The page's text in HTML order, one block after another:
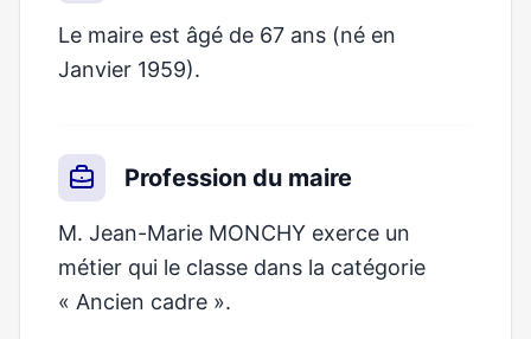
Le maire est âgé de 67 ans (né en
Janvier 1959).
Profession du maire
M. Jean-Marie MONCHY exerce un
métier qui le classe dans la catégorie
« Ancien cadre ».